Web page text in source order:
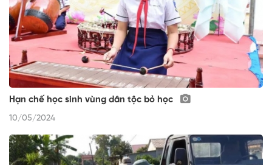
Hạn chế học sinh vùng dân tộc bỏ học
10/05/2024